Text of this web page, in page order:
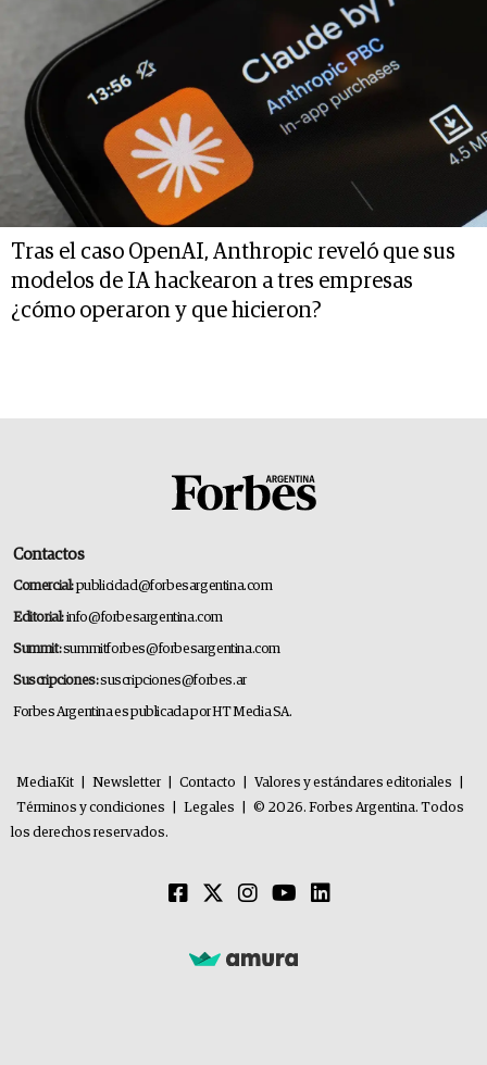
Tras el caso OpenAI, Anthropic reveló que sus
modelos de IA hackearon a tres empresas
¿cómo operaron y que hicieron?
Contactos
Comercial:publicidad@forbesargentina.com
Editorial:info@forbesargentina.com
Summit:summitforbes@forbesargentina.com
Suscripciones:suscripciones@forbes.ar
Forbes Argentina es publicada por HT Media SA.
MediaKit Newsletter Contacto Valores y estándares editoriales
Términos y condiciones
Legales
© 2026. Forbes Argentina. Todos
los derechos reservados.